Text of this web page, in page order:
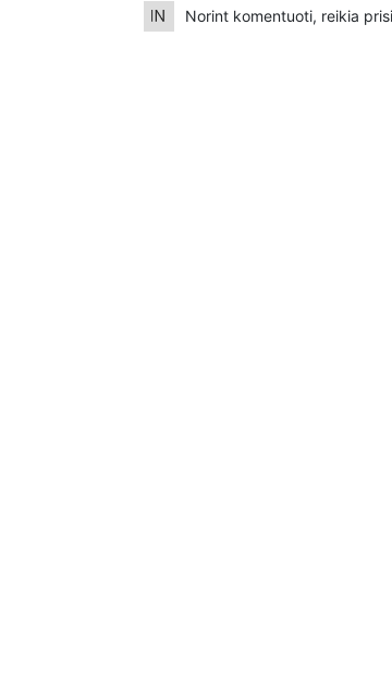
VšĮ „Ekspertai.eu“ per PayPal
Norint komentuoti, reikia